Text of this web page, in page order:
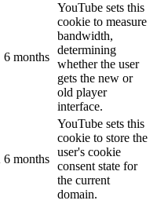
6 months
YouTube sets this
cookie to measure
bandwidth,
determining
whether the user
gets the new or
old player
interface.
6 months
YouTube sets this
cookie to store the
user's cookie
consent state for
the current
domain.